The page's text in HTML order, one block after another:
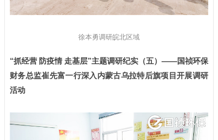
徐本勇调研皖北区域
“抓经营 防疫情 走基层”主题调研纪实（五）——国祯环保
财务总监崔先富一行深入内蒙古乌拉特后旗项目开展调研
活动